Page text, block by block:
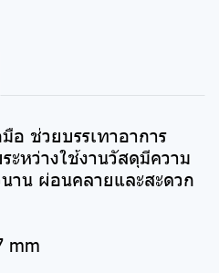
อ ช่วยบรรเทาอาการ
ะหว่างใช้งานวัสดุมีความ
าน ผ่อนคลายและสะดวก
mm